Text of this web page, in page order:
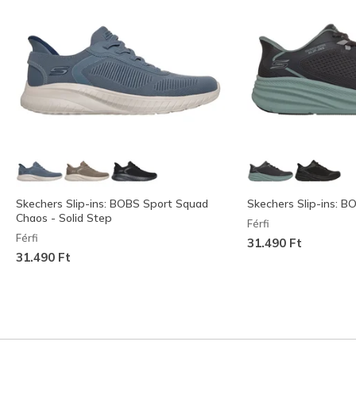
Skechers Slip-ins: BOBS Sport Squad
Chaos - Solid Step
Férfi
31.490 Ft
Skechers Slip-ins:
Férfi
31.490 Ft